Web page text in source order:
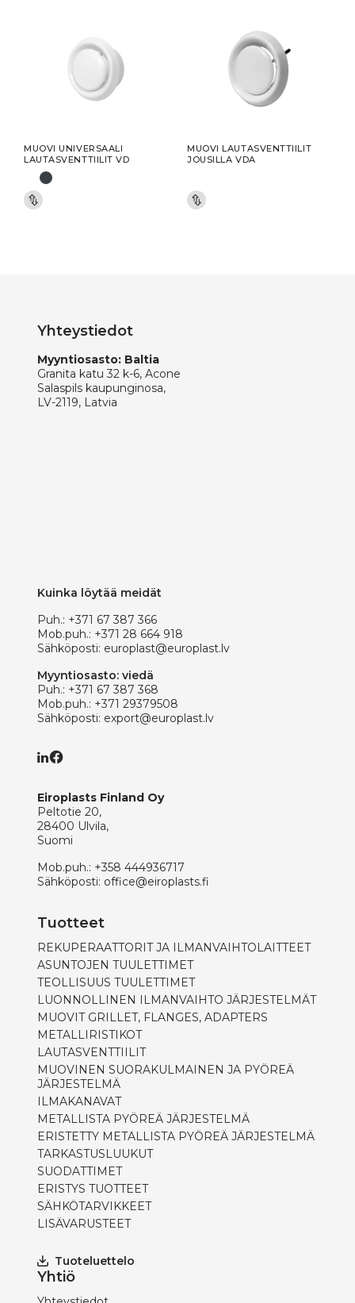
MUOVI UNIVERSAALI
LAUTASVENTTIILIT VD
MUOVI LAUTASVENTTIILIT
JOUSILLA VDA
Yhteystiedot
Myyntiosasto: Baltia
Granita katu 32 k-6, Acone
Salaspils kaupunginosa,
LV-2119, Latvia
Kuinka löytää meidät
Puh.: +371 67 387 366
Mob.puh.: +371 28 664 918
Sähköposti: europlast@europlast.lv
Myyntiosasto: viedä
Puh.: +371 67 387 368
Mob.puh.: +371 29379508
Sähköposti: export@europlast.lv
Eiroplasts Finland Oy
Peltotie 20,
28400 Ulvila,
Suomi
Mob.puh.: +358 444936717
Sähköposti: office@eiroplasts.fi
Tuotteet
REKUPERAATTORIT JA ILMANVAIHTOLAITTEET
ASUNTOJEN TUULETTIMET
TEOLLISUUS TUULETTIMET
LUONNOLLINEN ILMANVAIHTO JÄRJESTELMÄT
MUOVIT GRILLET, FLANGES, ADAPTERS
METALLIRISTIKOT
LAUTASVENTTIILIT
MUOVINEN SUORAKULMAINEN JA PYÖREÄ
JÄRJESTELMÄ
ILMAKANAVAT
METALLISTA PYÖREÄ JÄRJESTELMÄ
ERISTETTY METALLISTA PYÖREÄ JÄRJESTELMÄ
TARKASTUSLUUKUT
SUODATTIMET
ERISTYS TUOTTEET
SÄHKÖTARVIKKEET
LISÄVARUSTEET
Tuoteluettelo
Yhtiö